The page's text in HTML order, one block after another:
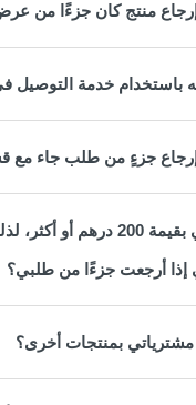
جزءًا من عرض اشتر 1 واحصل على 1 مجانًا أو عرض
باستخدام خدمة
إرجاع جزءٍ من طلب جاء مع
كان طلبي الأصلي
أرجعت جزءًا من طلبي؟
بمنتجات أخرى؟